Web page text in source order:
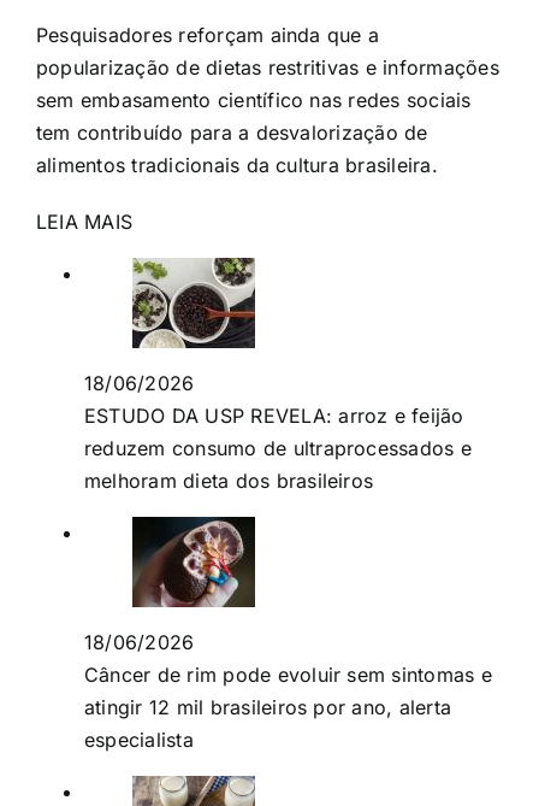
Pesquisadores reforçam ainda que a
popularização de dietas restritivas e informações
sem embasamento científico nas redes sociais
tem contribuído para a desvalorização de
alimentos tradicionais da cultura brasileira.
LEIA MAIS
18/06/2026
ESTUDO DA USP REVELA: arroz e feijão
reduzem consumo de ultraprocessados e
melhoram dieta dos brasileiros
18/06/2026
Câncer de rim pode evoluir sem sintomas e
atingir 12 mil brasileiros por ano, alerta
especialista